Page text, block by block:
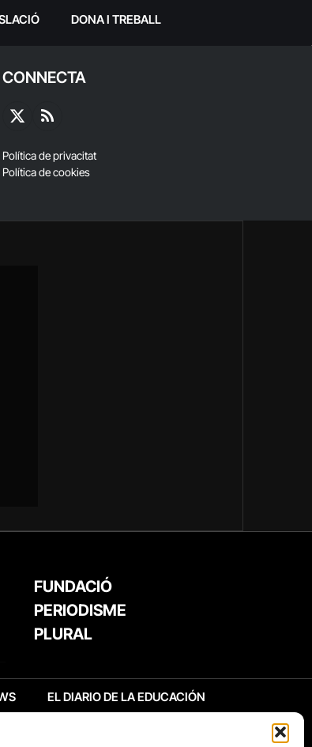
DONA I TREBALL
CONNECTA
X
RSS
Política de privacitat
Política de cookies
FUNDACIÓ
PERIODISME
PLURAL
EL DIARIO DE LA EDUCACIÓN